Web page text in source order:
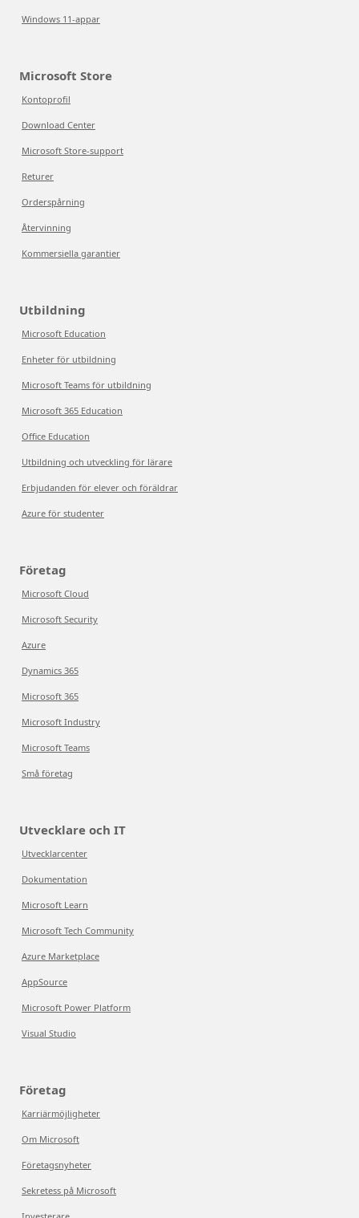
Windows 11-appar
Microsoft Store
Kontoprofil
Download Center
Microsoft Store-support
Returer
Orderspårning
Återvinning
Kommersiella garantier
Utbildning
Microsoft Education
Enheter för utbildning
Microsoft Teams för utbildning
Microsoft 365 Education
Office Education
Utbildning och utveckling för lärare
Erbjudanden för elever och föräldrar
Azure för studenter
Företag
Microsoft Cloud
Microsoft Security
Azure
Dynamics 365
Microsoft 365
Microsoft Industry
Microsoft Teams
Små företag
Utvecklare och IT
Utvecklarcenter
Dokumentation
Microsoft Learn
Microsoft Tech Community
Azure Marketplace
AppSource
Microsoft Power Platform
Visual Studio
Företag
Karriärmöjligheter
Om Microsoft
Företagsnyheter
Sekretess på Microsoft